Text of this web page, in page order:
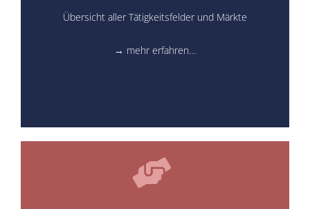
Übersicht aller Tätigkeitsfelder und Märkte
→ mehr erfahren…